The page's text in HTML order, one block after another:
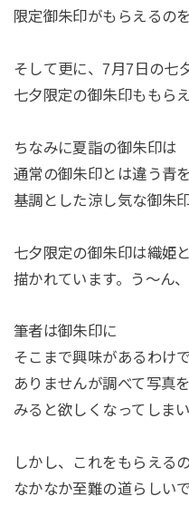
限定御朱印がもらえるの
そして更に、7月7日の七
七夕限定の御朱印ももら
ちなみに夏詣の御朱印は
通常の御朱印とは違う青を
基調とした涼し気な御朱印
七夕限定の御朱印は織姫
描かれています。う〜ん
筆者は御朱印に
そこまで興味があるわけ
ありませんが調べて写真
みると欲しくなってしま
しかし、これをもらえる
なかなか至難の道らしいで